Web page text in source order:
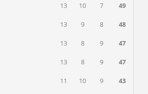
13 10 7 49
13 9 8 48
13 8 9 47
13 8 9 47
11 10 9 43